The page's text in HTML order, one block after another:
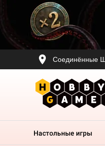
Соединённые
Настольные игры